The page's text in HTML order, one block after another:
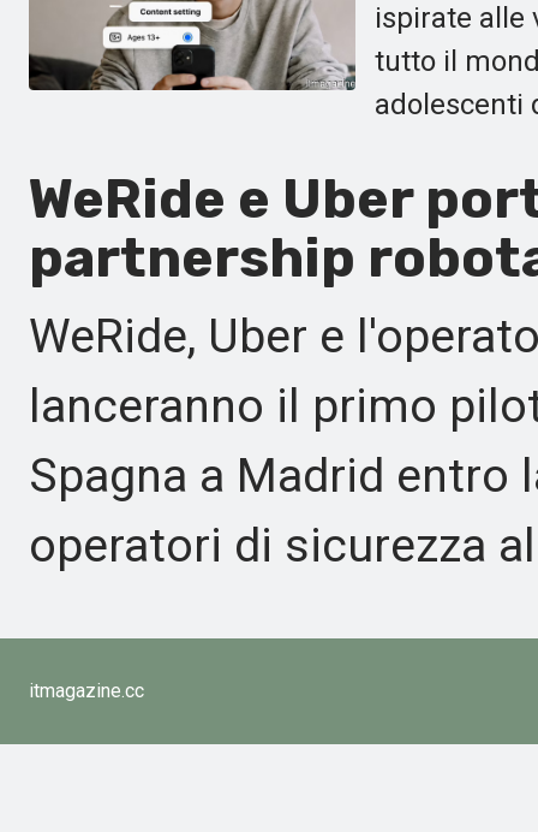
ispirate alle
tutto il
adolescenti
WeRide e Uber
partnership
WeRide, Uber e
lanceranno il primo
Spagna a Madrid entro
operatori di sicurezza
itmagazine.cc